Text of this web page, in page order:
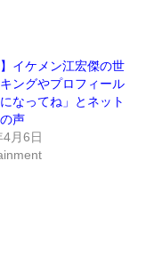
】イケメン江宏傑の世
ングやプロフィール
になってね」とネット
声
月6日